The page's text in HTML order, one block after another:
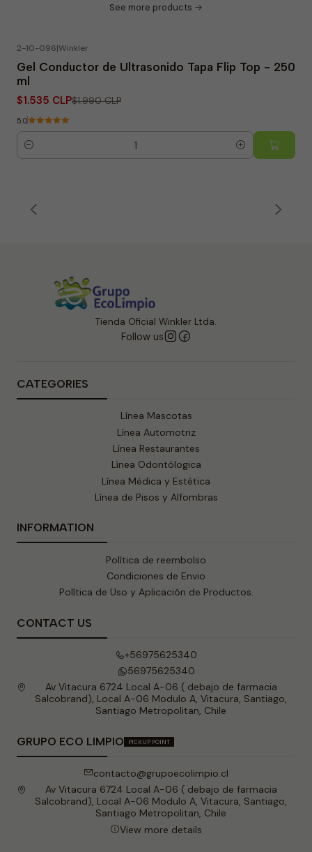
See more products
2-10-096|Winkler
Gel Conductor de Ultrasonido Tapa Flip Top - 250
ml
$1.535 CLP$1.990 CLP
5.0
Quantity
Tienda Oficial Winkler Ltda.
Follow us
CATEGORIES
Línea Mascotas
Línea Automotriz
Línea Restaurantes
Línea Odontólogica
Línea Médica y Estética
Línea de Pisos y Alfombras
INFORMATION
Política de reembolso
Condiciones de Envio
Política de Uso y Aplicación de Productos.
CONTACT US
+56975625340
56975625340
Av Vitacura 6724 Local A-06 ( debajo de farmacia
Salcobrand), Local A-06 Modulo A, Vitacura, Santiago,
Santiago Metropolitan, Chile
GRUPO ECO LIMPIO PICKUP POINT
contacto@grupoecolimpio.cl
Av Vitacura 6724 Local A-06 ( debajo de farmacia
Salcobrand), Local A-06 Modulo A, Vitacura, Santiago,
Santiago Metropolitan, Chile
View more details